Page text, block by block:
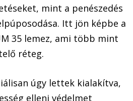
mint a penészedés
Itt jön képbe a
35 lemez, ami több mint
réteg.
úgy lettek kialakítva,
elleni védelmet